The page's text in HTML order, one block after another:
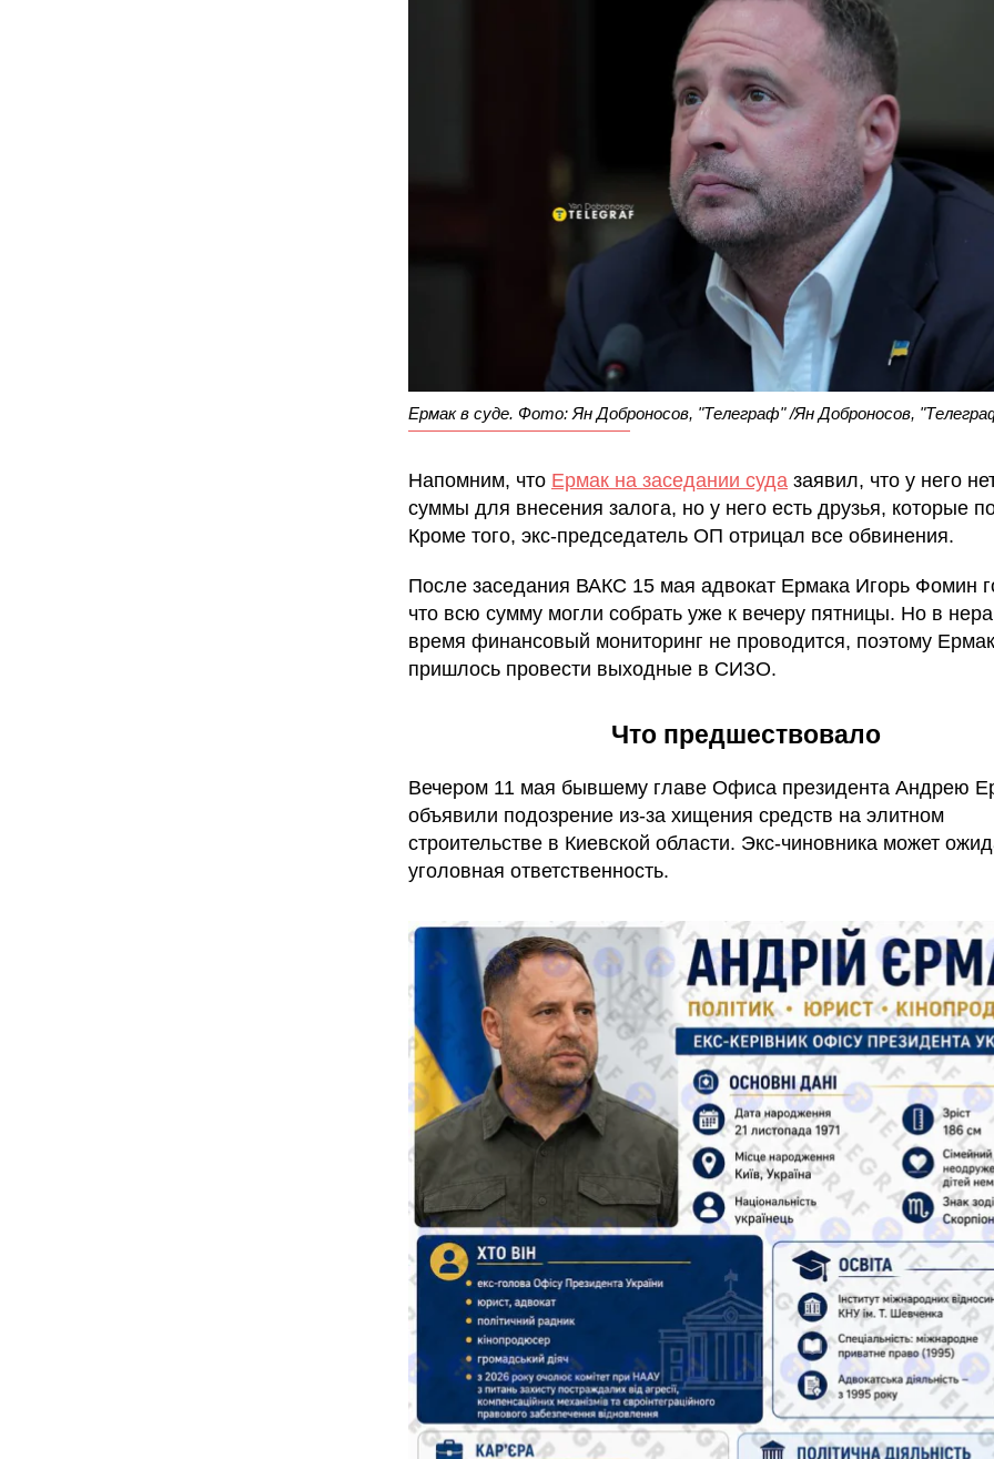
Ермак в суде. Фото: Ян Доброносов, "Телеграф" /Ян Доброносов,
Напомним, что Ермак на заседании суда заявил, что у него
суммы для внесения залога, но у него есть друзья, которые
Кроме того, экс-председатель ОП отрицал все обвинения.
После заседания ВАКС 15 мая адвокат Ермака Игорь Фомин
что всю сумму могли собрать уже к вечеру пятницы. Но в
время финансовый мониторинг не проводится, поэтому
пришлось провести выходные в СИЗО.
Что предшествовало
Вечером 11 мая бывшему главе Офиса президента Андрею
объявили подозрение из-за хищения средств на элитном
строительстве в Киевской области. Экс-чиновника может
уголовная ответственность.